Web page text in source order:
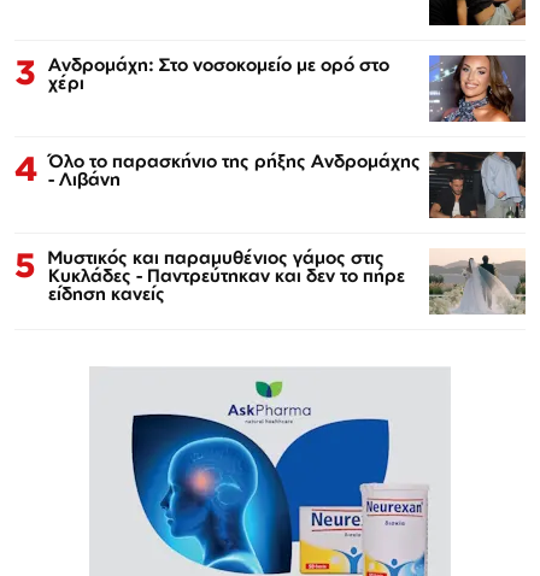
3 Ανδρομάχη: Στο νοσοκομείο με ορό στο
χέρι
4 Όλο το παρασκήνιο της ρήξης Ανδρομάχης
- Λιβάνη
5 Μυστικός και παραμυθένιος γάμος στις
Κυκλάδες - Παντρεύτηκαν και δεν το πήρε
είδηση κανείς